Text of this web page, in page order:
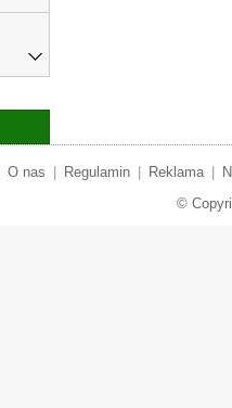
O nas Regulamin Reklama
©